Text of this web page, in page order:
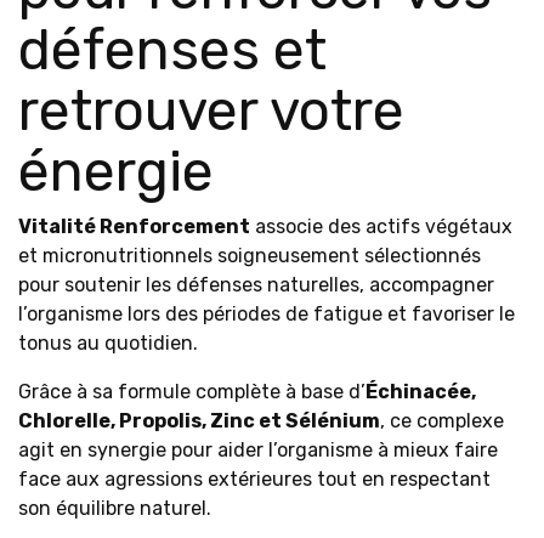
défenses et
retrouver votre
énergie
Vitalité Renforcement associe des actifs végétaux
et micronutritionnels soigneusement sélectionnés
pour soutenir les défenses naturelles, accompagner
l’organisme lors des périodes de fatigue et favoriser le
tonus au quotidien.
Grâce à sa formule complète à base d’Échinacée,
Chlorelle, Propolis, Zinc et Sélénium, ce complexe
agit en synergie pour aider l’organisme à mieux faire
face aux agressions extérieures tout en respectant
son équilibre naturel.